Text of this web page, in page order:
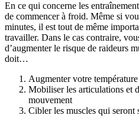
En ce qui concerne les
de commencer à froid. Même si
minutes, il est tout de même
travailler. Dans le cas contraire,
d’augmenter le risque de raideurs
doit…
Augmenter votre
Mobiliser les articulations et
mouvement
Cibler les muscles qui seront